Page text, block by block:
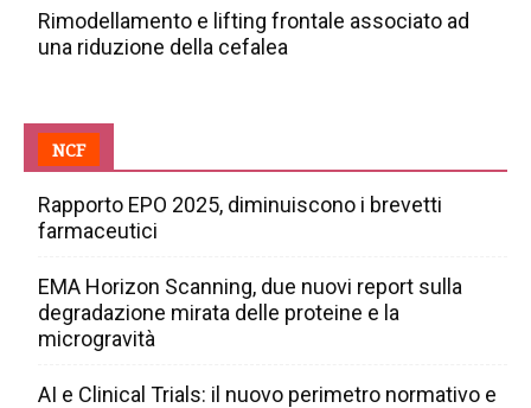
Rimodellamento e lifting frontale associato ad
una riduzione della cefalea
NCF
Rapporto EPO 2025, diminuiscono i brevetti
farmaceutici
EMA Horizon Scanning, due nuovi report sulla
degradazione mirata delle proteine e la
microgravità
AI e Clinical Trials: il nuovo perimetro normativo e